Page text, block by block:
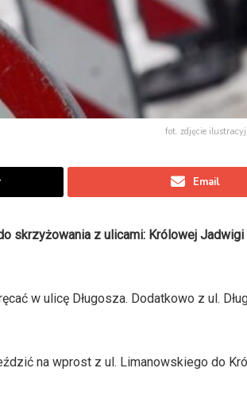
fot. zdjęcie
Email
skrzyżowania z ulicami: Królowej Jadwigi
w ulicę Długosza. Dodatkowo z ul.
na wprost z ul. Limanowskiego do